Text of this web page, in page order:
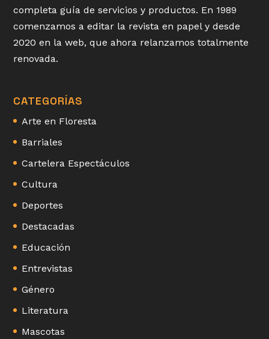
completa guía de servicios y productos. En 1989
comenzamos a editar la revista en papel y desde
2020 en la web, que ahora relanzamos totalmente
renovada.
CATEGORÍAS
Arte en Floresta
Barriales
Cartelera Espectáculos
Cultura
Deportes
Destacadas
Educación
Entrevistas
Género
Literatura
Mascotas